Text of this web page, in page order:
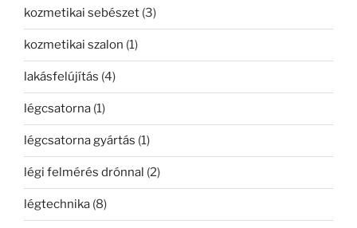
kozmetikai sebészet (3)
kozmetikai szalon (1)
lakásfelújítás (4)
légcsatorna (1)
légcsatorna gyártás (1)
légi felmérés drónnal (2)
légtechnika (8)